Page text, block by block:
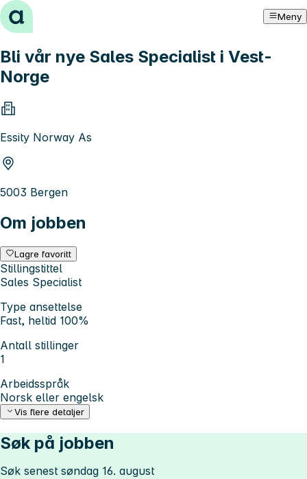
Hopp til innhold Meny
Bli vår nye Sales Specialist i Vest-
Norge
Essity Norway As
5003 Bergen
Om jobben
Lagre favoritt
Stillingstittel
Sales Specialist
Type ansettelse
Fast, heltid 100%
Antall stillinger
1
Arbeidsspråk
Norsk eller engelsk
Vis flere detaljer
Søk på jobben
Søk senest søndag 16. august